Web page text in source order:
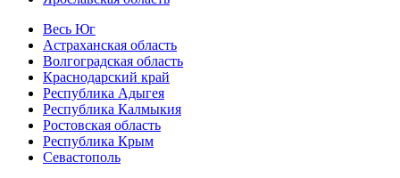
Весь Юг
Астраханская область
Волгоградская область
Краснодарский край
Республика Адыгея
Республика Калмыкия
Ростовская область
Республика Крым
Севастополь